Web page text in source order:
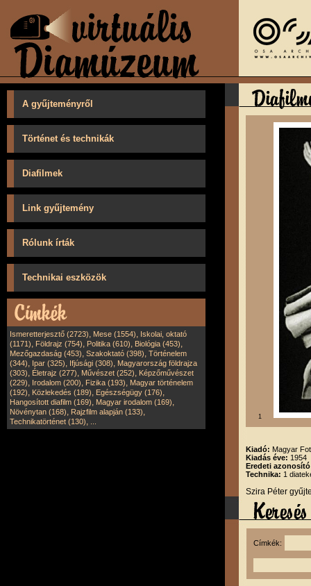
A gyűjteményről
Történet és technikák
Diafilmek
Link gyűjtemény
Rólunk írták
Technikai eszközök
Ismeretterjesztő (2723), Mese (1554), Iskolai, oktató
(1171), Földrajz (754), Politika (610), Biológia (453),
Mezőgazdaság (453), Szakoktató (398), Történelem
(344), Ipar (325), Ifjúsági (308), Magyarország földrajza
(303), Életrajz (277), Művészet (252), Képzőművészet
(229), Irodalom (200), Fizika (193), Magyar történelem
(192), Közlekedés (189), Egészségügy (176),
Hangosított diafilm (169), Magyar irodalom (169),
Növénytan (168), Rajzfilm alapján (133),
Technikatörténet (130), 1
Kiadó: Magyar
Kiadás éve: 1954
Eredeti
Technika: 1
Szira Péter
Címkék: